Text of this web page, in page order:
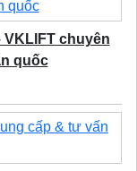
chuyên
quốc